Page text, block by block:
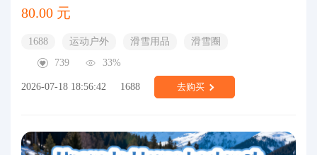
80.00 元
1688 运动户外 滑雪用品
滑雪圈
739
33%
2026-07-18 18:56:42 1688 去购买